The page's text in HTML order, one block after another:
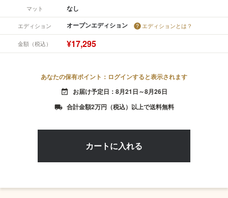
マット なし
エディション オープンエディション エディションとは？
金額（税込） ¥17,295
あなたの保有ポイント：ログインすると表示されます
event_available お届け予定日：8月21日～8月26日
local_shipping 合計金額2万円（税込）以上で送料無料